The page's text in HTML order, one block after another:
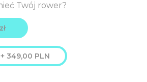
Twój rower?
+ 349,00 PLN